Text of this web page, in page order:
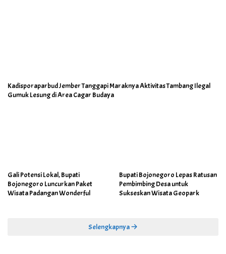
Kadisporaparbud Jember Tanggapi Maraknya Aktivitas Tambang Ilegal
Gumuk Lesung di Area Cagar Budaya
Gali Potensi Lokal, Bupati
Bojonegoro Luncurkan Paket
Wisata Padangan Wonderful
Bupati Bojonegoro Lepas Ratusan
Pembimbing Desa untuk
Sukseskan Wisata Geopark
Selengkapnya